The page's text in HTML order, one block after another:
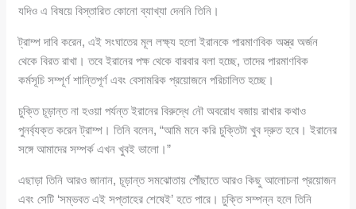
যদিও এ বিষয়ে বিস্তারিত কোনো ব্যাখ্যা দেননি তিনি।
ট্রাম্প দাবি করেন, এই সংঘাতের মূল লক্ষ্য হলো ইরানকে পারমাণবিক অস্ত্র অর্জন
থেকে বিরত রাখা। তবে ইরানের পক্ষ থেকে বারবার বলা হচ্ছে, তাদের পারমাণবিক
কর্মসূচি সম্পূর্ণ শান্তিপূর্ণ এবং বেসামরিক প্রয়োজনে পরিচালিত হচ্ছে।
চুক্তি চূড়ান্ত না হওয়া পর্যন্ত ইরানের বিরুদ্ধে নৌ অবরোধ বজায় রাখার কথাও
পুনর্ব্যক্ত করেন ট্রাম্প। তিনি বলেন, “আমি মনে করি চুক্তিটা খুব দ্রুত হবে। ইরানের
সঙ্গে আমাদের সম্পর্ক এখন খুবই ভালো।”
এছাড়া তিনি আরও জানান, চূড়ান্ত সমঝোতায় পৌঁছাতে আরও কিছু আলোচনা প্রয়োজন
এবং সেটি ‘সম্ভবত এই সপ্তাহের শেষেই’ হতে পারে। চুক্তি সম্পন্ন হলে তিনি